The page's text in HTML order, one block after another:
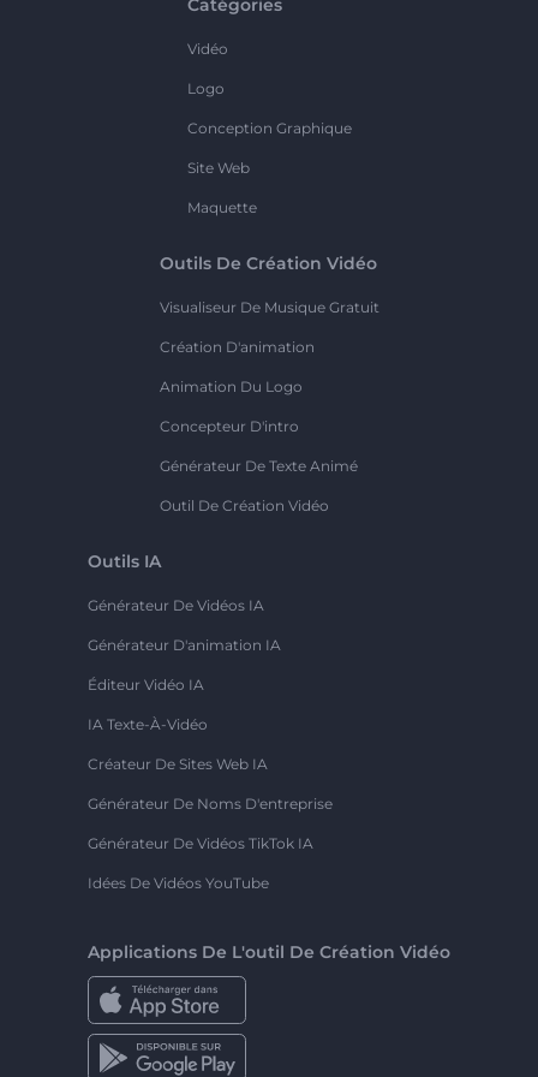
Catégories
Vidéo
Logo
Conception Graphique
Site Web
Maquette
Outils De Création Vidéo
Visualiseur De Musique Gratuit
Création D'animation
Animation Du Logo
Concepteur D'intro
Générateur De Texte Animé
Outil De Création Vidéo
Outils IA
Générateur De Vidéos IA
Générateur D'animation IA
Éditeur Vidéo IA
IA Texte-À-Vidéo
Créateur De Sites Web IA
Générateur De Noms D'entreprise
Générateur De Vidéos TikTok IA
Idées De Vidéos YouTube
Applications De L'outil De Création Vidéo